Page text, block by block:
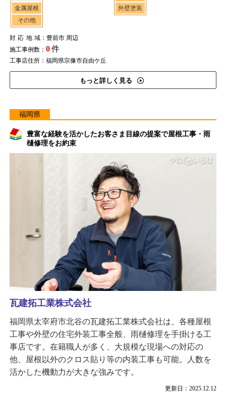
金属屋根
その他
外壁塗装
対応地域：豊前市 周辺
施工事例数： 0件
工事店住所：福岡県宗像市自由ケ丘
もっと詳しく見る
福岡県
豊富な経験を活かしたお客さま目線の提案で屋根工事・雨
樋修理をお約束
更新日：2025.12.12
瓦建拓工業株式会社
福岡県太宰府市北谷の瓦建拓工業株式会社は、各種屋根
工事や外壁の住宅外装工事全般、雨樋修理を手掛ける工
事店です。在籍職人が多く、大規模な現場への対応の
他、屋根以外のクロス貼り等の内装工事も可能。人数を
活かした機動力が大きな強みです。